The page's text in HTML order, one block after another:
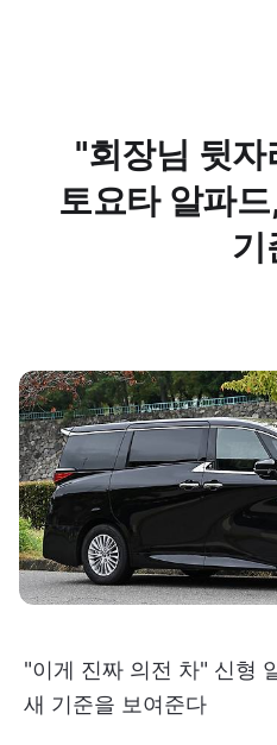
"회장님 뒷
토요타 알파
기
"이게 진짜 의전 차" 신형
새 기준을 보여준다